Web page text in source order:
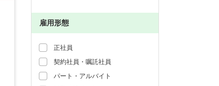
雇用形態
正社員
契約社員・嘱託社員
パート・アルバイト